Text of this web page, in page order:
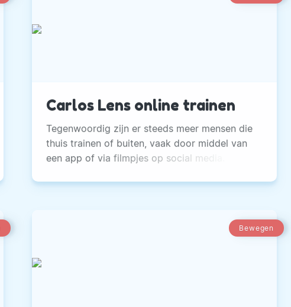
Carlos Lens online trainen
Tegenwoordig zijn er steeds meer mensen die
thuis trainen of buiten, vaak door middel van
een app of via filmpjes op social media.
klanten te helpen buiten mijn werkgebied.
Bewegen